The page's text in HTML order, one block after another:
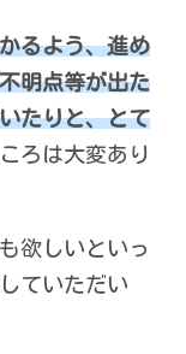
るよう、進め
明点等が出た
たりと、とて
ろは大変あり
欲しいといっ
ていただい